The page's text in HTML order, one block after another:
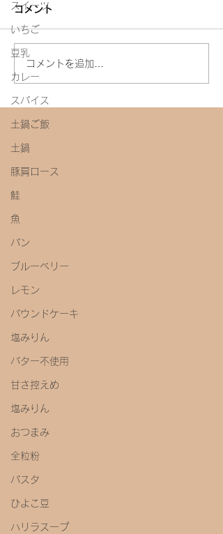
スイーツ
いちご
豆乳
カレー
スパイス
土鍋ご飯
土鍋
豚肩ロース
鮭
魚
パン
ブルーベリー
レモン
パウンドケーキ
塩みりん
バター不使用
甘さ控えめ
塩みりん
おつまみ
全粒粉
パスタ
ひよこ豆
ハリラスープ
今年初めての味噌教室
コメント
コメントを追加…